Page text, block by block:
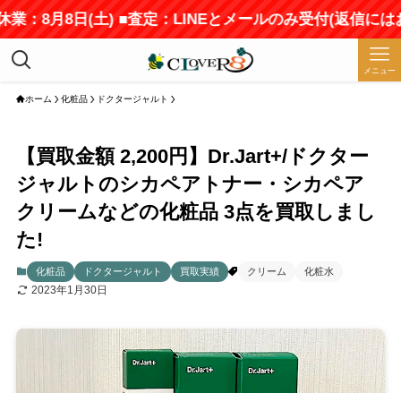
：8月8日(土) ■査定：LINEとメールのみ受付(返信には
メニュー
ホーム 化粧品 ドクタージャルト
【買取金額 2,200円】Dr.Jart+/ドクター
ジャルトのシカペアトナー・シカペア
クリームなどの化粧品 3点を買取しまし
た!
化粧品 ドクタージャルト 買取実績 クリーム 化粧水
2023年1月30日